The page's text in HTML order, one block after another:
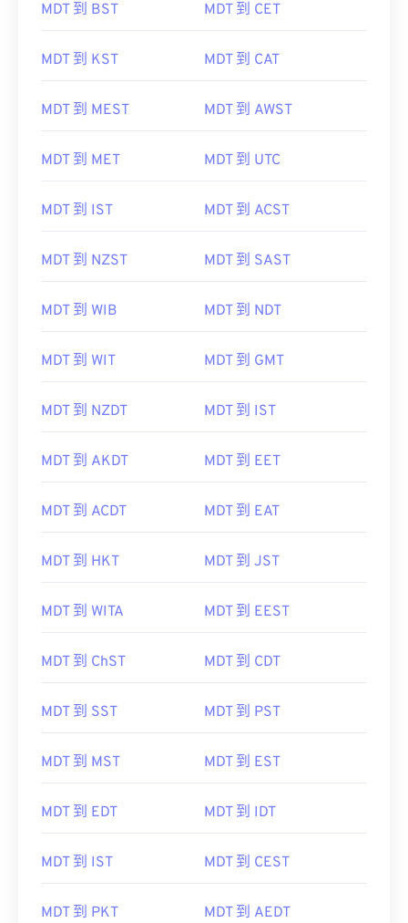
MDT 到 BST MDT 到 CET
MDT 到 KST MDT 到 CAT
MDT 到 MEST MDT 到 AWST
MDT 到 MET MDT 到 UTC
MDT 到 IST MDT 到 ACST
MDT 到 NZST MDT 到 SAST
MDT 到 WIB MDT 到 NDT
MDT 到 WIT MDT 到 GMT
MDT 到 NZDT MDT 到 IST
MDT 到 AKDT MDT 到 EET
MDT 到 ACDT MDT 到 EAT
MDT 到 HKT MDT 到 JST
MDT 到 WITA MDT 到 EEST
MDT 到 ChST MDT 到 CDT
MDT 到 SST MDT 到 PST
MDT 到 MST MDT 到 EST
MDT 到 EDT MDT 到 IDT
MDT 到 IST MDT 到 CEST
MDT 到 PKT MDT 到 AEDT